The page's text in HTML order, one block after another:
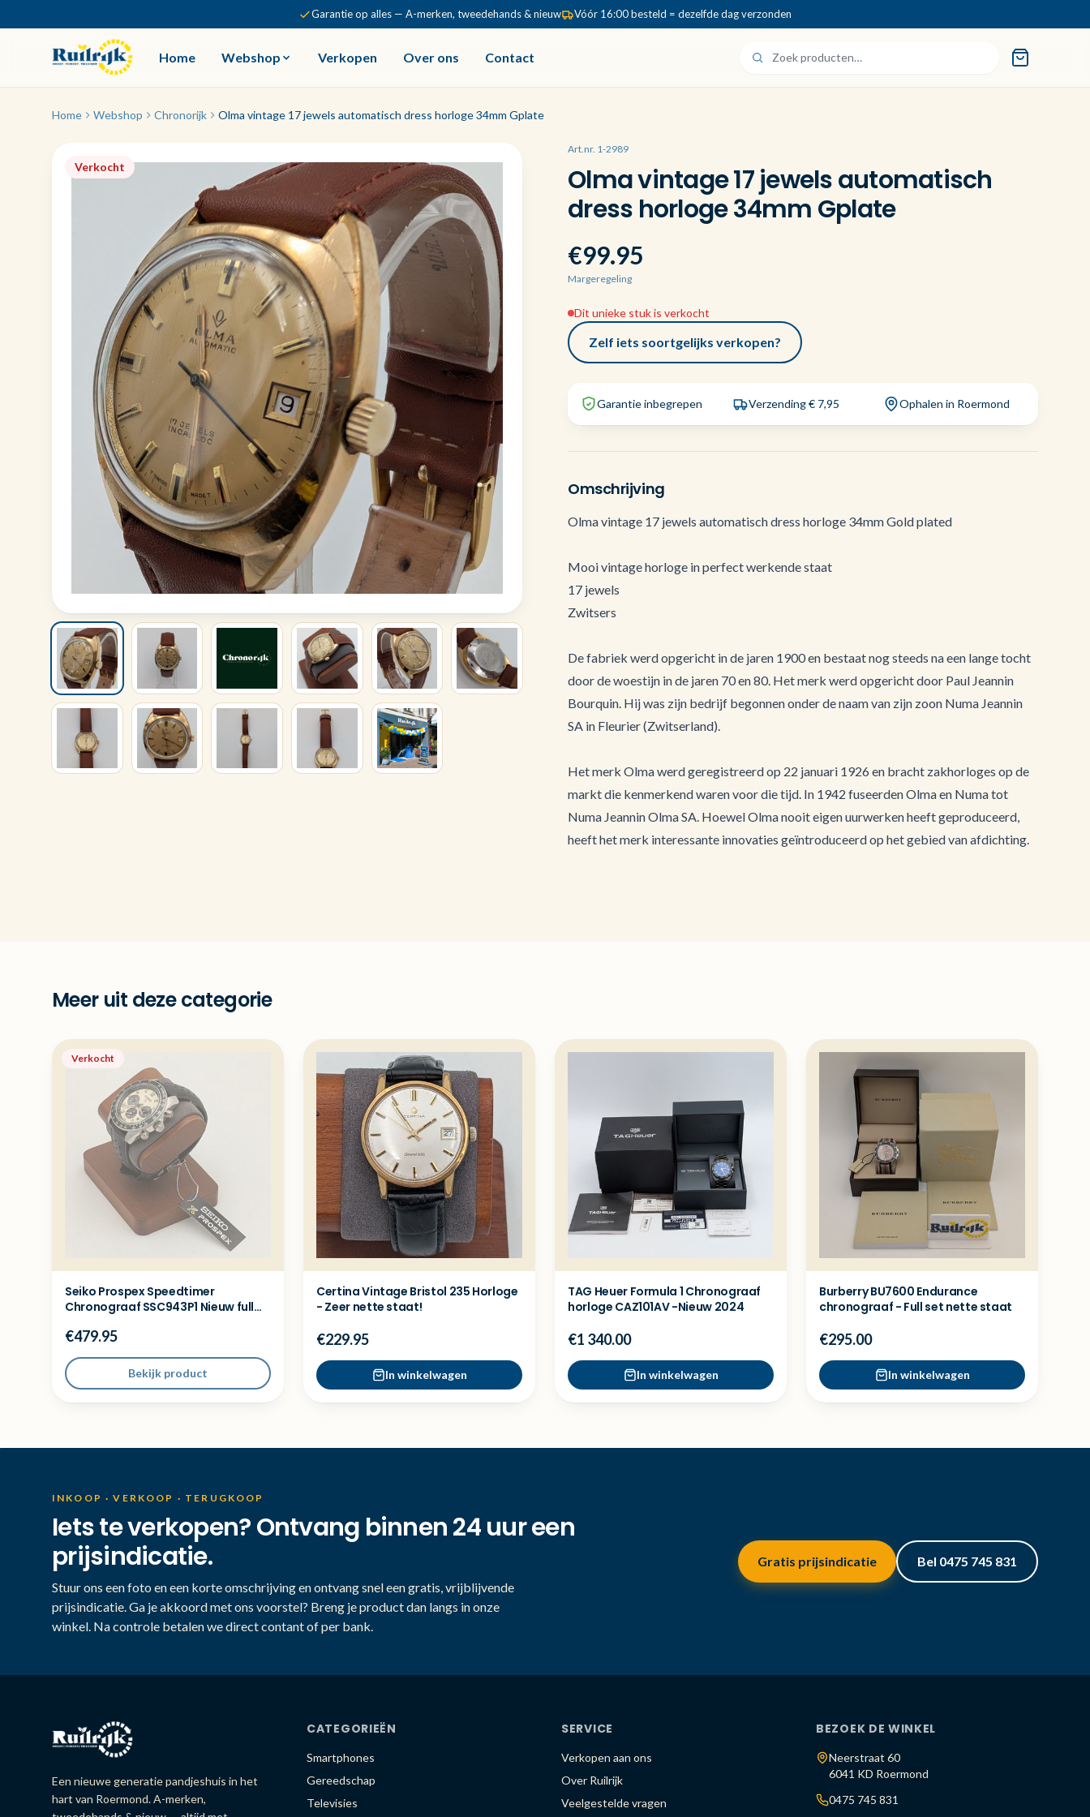
Garantie op alles — A-merken, tweedehands & nieuw Vóór 16:00 besteld = dezelfde dag verzonden
Home Webshop Verkopen Over ons Contact
Home Webshop Chronorijk Olma vintage 17 jewels automatisch dress horloge 34mm Gplate
Verkocht
Art.nr. 1-2989
Olma vintage 17 jewels automatisch
dress horloge 34mm Gplate
€99.95
Margeregeling
Dit unieke stuk is verkocht
Zelf iets soortgelijks verkopen?
Garantie inbegrepen Verzending € 7,95 Ophalen in Roermond
Omschrijving
Olma vintage 17 jewels automatisch dress horloge 34mm Gold plated
Mooi vintage horloge in perfect werkende staat
17 jewels
Zwitsers
De fabriek werd opgericht in de jaren 1900 en bestaat nog steeds na een lange tocht
door de woestijn in de jaren 70 en 80. Het merk werd opgericht door Paul Jeannin
Bourquin. Hij was zijn bedrijf begonnen onder de naam van zijn zoon Numa Jeannin
SA in Fleurier (Zwitserland).
Het merk Olma werd geregistreerd op 22 januari 1926 en bracht zakhorloges op de
markt die kenmerkend waren voor die tijd. In 1942 fuseerden Olma en Numa tot
Numa Jeannin Olma SA. Hoewel Olma nooit eigen uurwerken heeft geproduceerd,
heeft het merk interessante innovaties geïntroduceerd op het gebied van afdichting.
Meer uit deze categorie
Verkocht
Seiko Prospex Speedtimer
Chronograaf SSC943P1 Nieuw full
€479.95
Bekijk product
Certina Vintage Bristol 235 Horloge
- Zeer nette staat!
€229.95
In winkelwagen
TAG Heuer Formula 1 Chronograaf
horloge CAZ101AV -Nieuw 2024
€1 340.00
In winkelwagen
Burberry BU7600 Endurance
chronograaf - Full set nette staat
€295.00
In winkelwagen
INKOOP · VERKOOP · TERUGKOOP
Iets te verkopen? Ontvang binnen 24 uur een
prijsindicatie.
Stuur ons een foto en een korte omschrijving en ontvang snel een gratis, vrijblijvende
prijsindicatie. Ga je akkoord met ons voorstel? Breng je product dan langs in onze
winkel. Na controle betalen we direct contant of per bank.
Gratis prijsindicatie Bel 0475 745 831
Een nieuwe generatie pandjeshuis in het
hart van Roermond. A-merken,
CATEGORIEËN
Smartphones
Gereedschap
Televisies
SERVICE
Verkopen aan ons
Over Ruilrijk
Veelgestelde vragen
BEZOEK DE WINKEL
Neerstraat 60
6041 KD Roermond
0475 745 831